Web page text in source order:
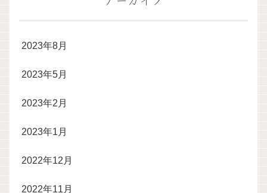
2023年8月
2023年5月
2023年2月
2023年1月
2022年12月
2022年11月